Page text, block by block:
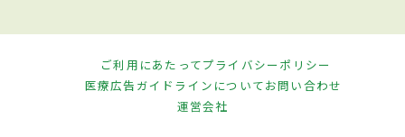
ご利用にあたってプライバシーポリシー
医療広告ガイドラインについてお問い合わせ
運営会社